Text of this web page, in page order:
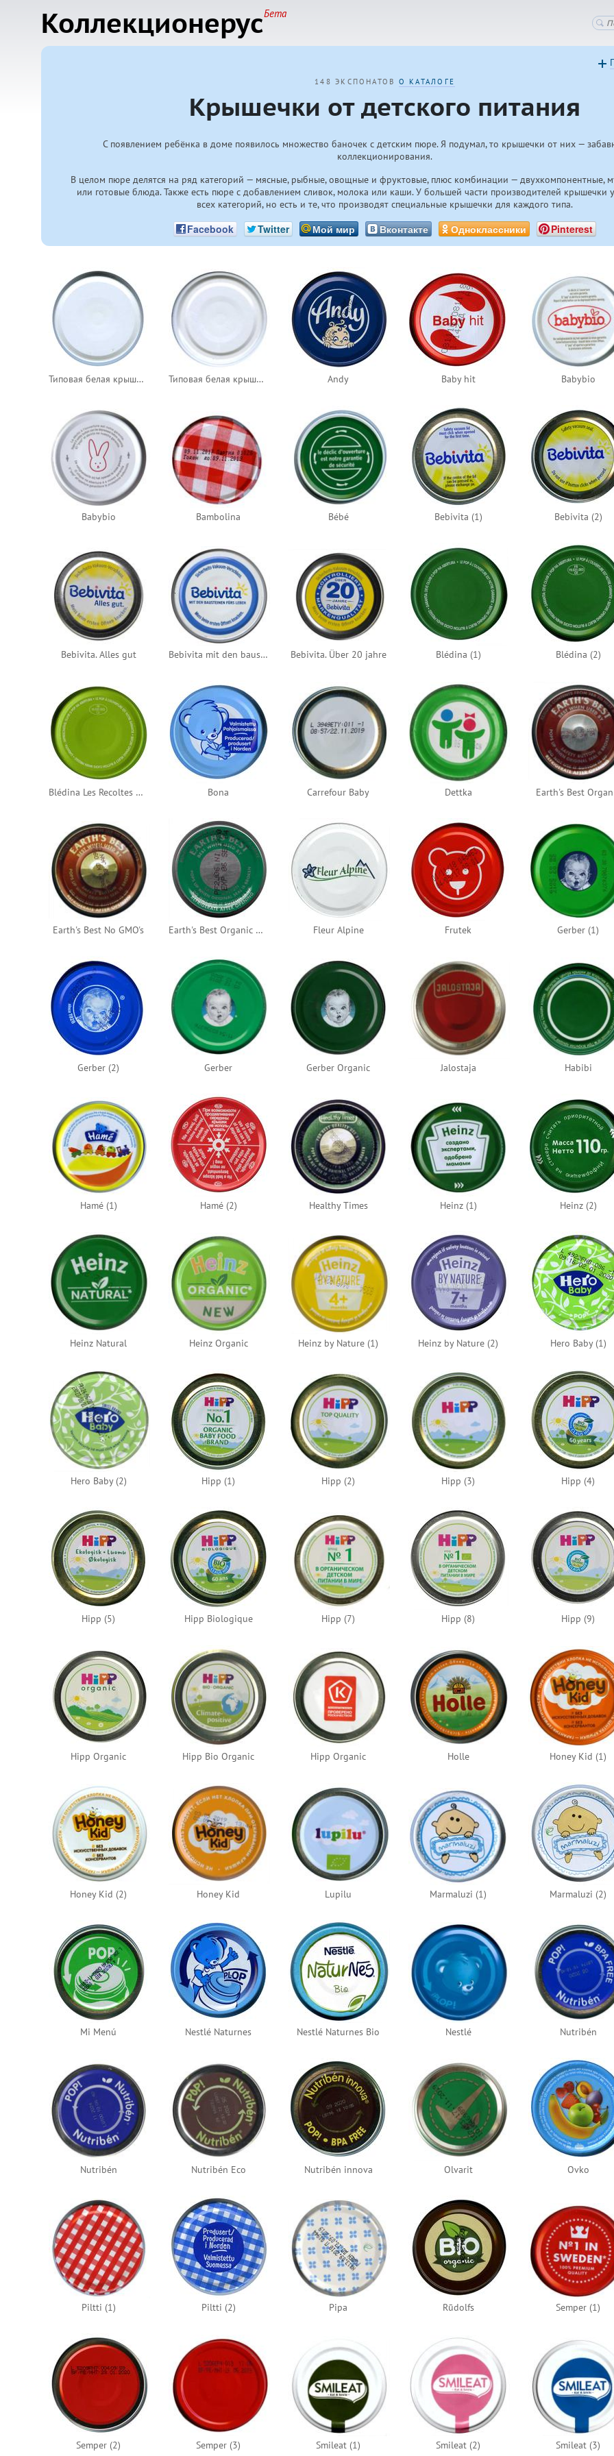
КоллекционерусБета
148 ЭКСПОНАТОВ О КАТАЛОГЕ
Крышечки от детского питания
С появлением ребёнка в доме появилось множество баночек с детским пюре. Я подумал, то крышечки от них —
коллекционирования.
В целом пюре делятся на ряд категорий — мясные, рыбные, овощные и фруктовые, плюс комбинации — двухкомпонентные,
или готовые блюда. Также есть пюре с добавлением сливок, молока или каши. У большей части производителей крышечки
всех категорий, но есть и те, что производят специальные крышечки для каждого типа.
Facebook Twitter Мой мир Вконтакте Одноклассники Pinterest
Типовая белая крышка, тип 1 Типовая белая крышка, тип 2 Andy Baby hit Babybio
Babybio Bambolina ​Bébé Bebivita (1) Bebivita (2)
Bebivita. Alles gut Bebivita mit den bausteinen fürs leben Bebivita. Über 20 jahre Blédina (1) Blédina (2)
Blédina Les Recoltes Bio Bona Carrefour Baby Dettka Earth's Best
Earth's Best No GMO's Earth's Best Organic Green Fleur Alpine Frutek Gerber (1)
Gerber (2) Gerber Gerber Organic Jalostaja Habibi
Hamé (1) Hamé (2) Healthy Times Heinz (1) Heinz (2)
Heinz Natural Heinz Organic Heinz by Nature (1) Heinz by Nature (2) Hero Baby (1)
Hero Baby (2) Hipp (1) Hipp (2) Hipp (3) Hipp (4)
Hipp (5) Hipp Biologique Hipp (7) Hipp (8) Hipp (9)
Hipp Organic Hipp Bio Organic Hipp Organic Holle Honey Kid (1)
Honey Kid (2) Honey Kid Lupilu Marmaluzi (1) Marmaluzi (2)
Mi Menú Nestlé Naturnes Nestlé Naturnes Bio Nestlé Nutribén
Nutribén Nutribén Eco Nutribén innova Olvarit Ovko
Piltti (1) Piltti (2) Pipa Rūdolfs Semper (1)
Semper (2) Semper (3) Smileat (1) Smileat (2) Smileat (3)